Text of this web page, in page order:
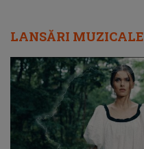
LANSĂRI MUZICALE